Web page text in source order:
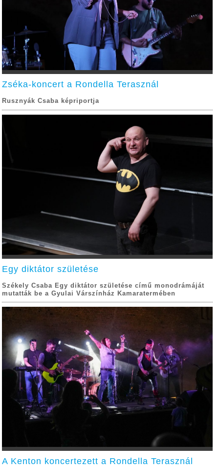
Zséka-koncert a Rondella Terasznál
Rusznyák Csaba képriportja
Egy diktátor születése
Székely Csaba Egy diktátor születése című monodrámáját
mutatták be a Gyulai Várszínház Kamaratermében
A Kenton koncertezett a Rondella Terasznál